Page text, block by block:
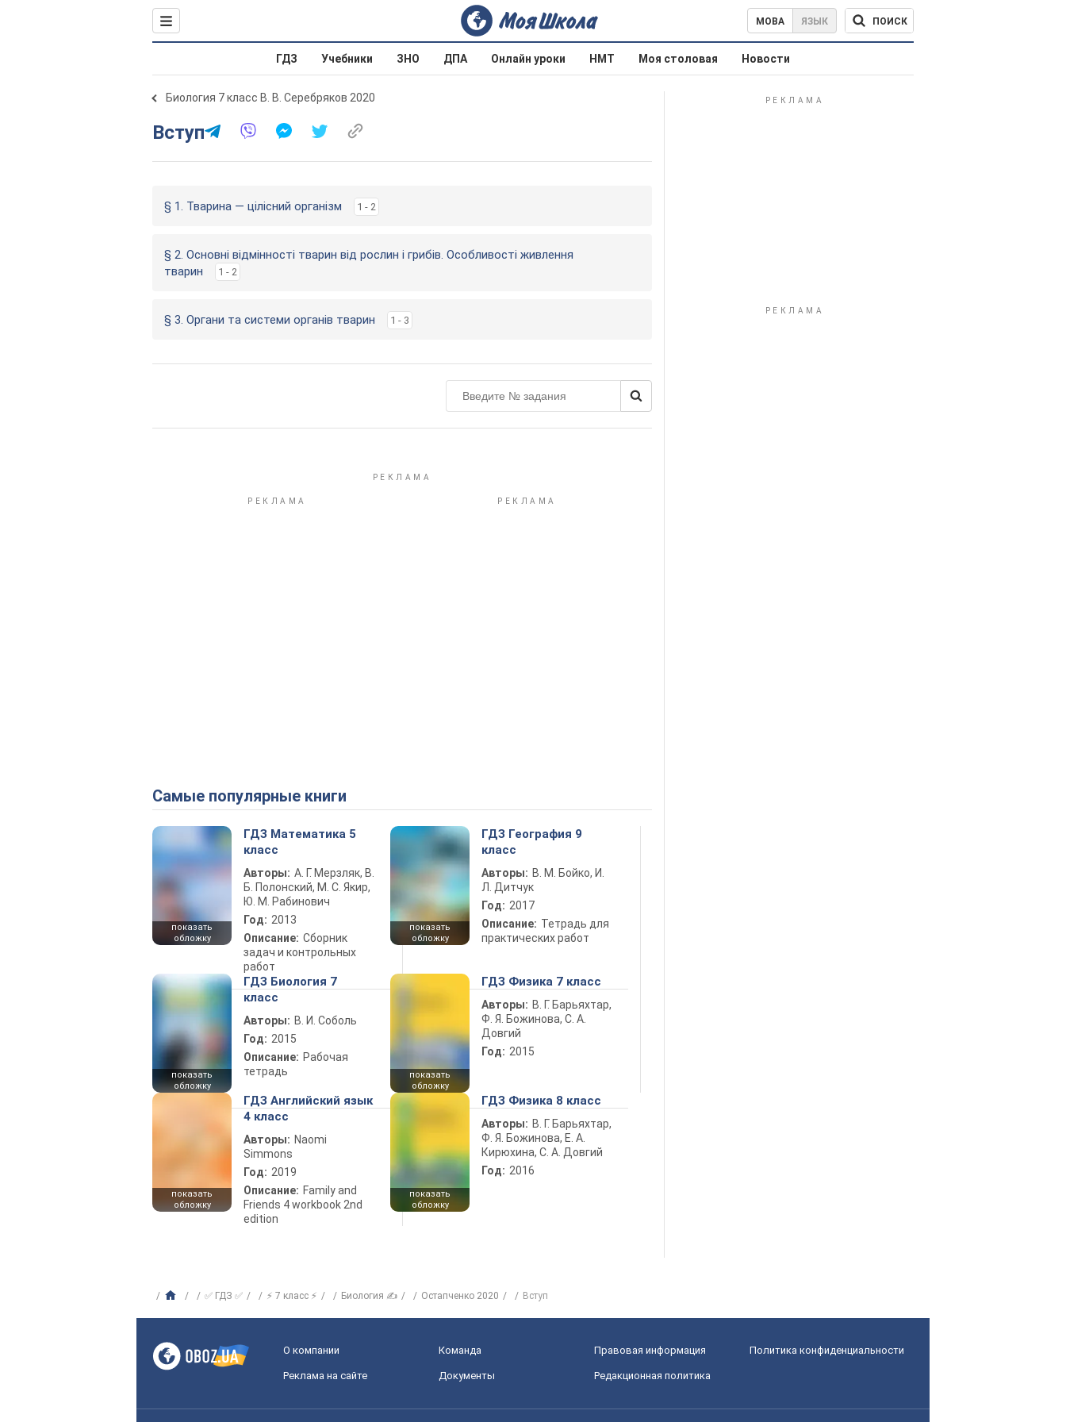
МОВА ЯЗЫК ПОИСК
ГДЗ Учебники ЗНО ДПА Онлайн уроки НМТ Моя столовая Новости
Биология 7 класс В. В. Серебряков 2020
Вступ
§ 1. Тварина — цілісний організм 1 - 2
§ 2. Основні відмінності тварин від рослин і грибів. Особливості живлення
тварин
1 - 2
§ 3. Органи та системи органів тварин 1 - 3
Самые популярные книги
показать
обложку
ГДЗ Математика 5
класс
Авторы: А. Г. Мерзляк, В.
Б. Полонский, М. С. Якир,
Ю. М. Рабинович
Год: 2013
Описание: Сборник
задач и контрольных
работ
показать
обложку
ГДЗ География 9
класс
Авторы: В. М. Бойко, И.
Л. Дитчук
Год: 2017
Описание: Тетрадь для
практических работ
показать
обложку
ГДЗ Биология 7
класс
Авторы: В. И. Соболь
Год: 2015
Описание: Рабочая
тетрадь
показать
обложку
ГДЗ Физика 7 класс
Авторы: В. Г. Барьяхтар,
Ф. Я. Божинова, С. А.
Довгий
Год: 2015
показать
обложку
ГДЗ Английский язык
4 класс
Авторы: Naomi
Simmons
Год: 2019
Описание: Family and
Friends 4 workbook 2nd
edition
показать
обложку
ГДЗ Физика 8 класс
Авторы: В. Г. Барьяхтар,
Ф. Я. Божинова, Е. А.
Кирюхина, С. А. Довгий
Год: 2016
✅ ГДЗ ✅ ⚡ 7 класс ⚡ Биология ✍ Остапченко 2020 Вступ
О компании Команда Правовая информация Политика конфиденциальности
Реклама на сайте Документы Редакционная политика